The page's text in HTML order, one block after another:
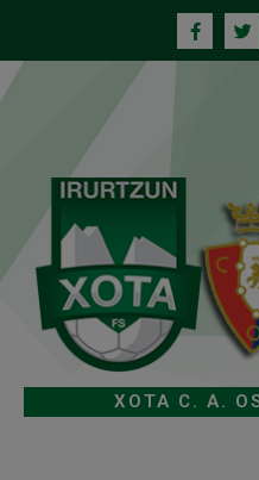
XOTA C. A.